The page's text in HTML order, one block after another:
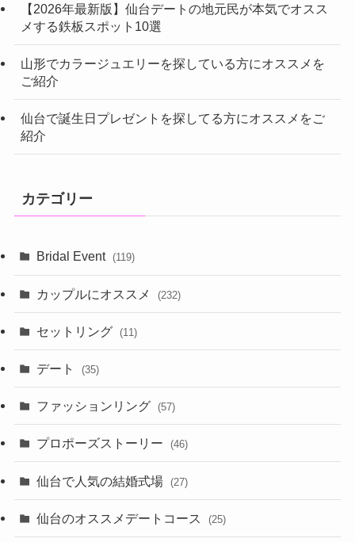
【2026年最新版】仙台デートの地元民が本気でオスス
メする鉄板スポット10選
山形でカラージュエリーを探している方にオススメを
ご紹介
仙台で誕生日プレゼントを探してる方にオススメをご
紹介
カテゴリー
Bridal Event (119)
カップルにオススメ (232)
セットリング (11)
デート (35)
ファッションリング (57)
プロポーズストーリー (46)
仙台で人気の結婚式場 (27)
仙台のオススメデートコース (25)